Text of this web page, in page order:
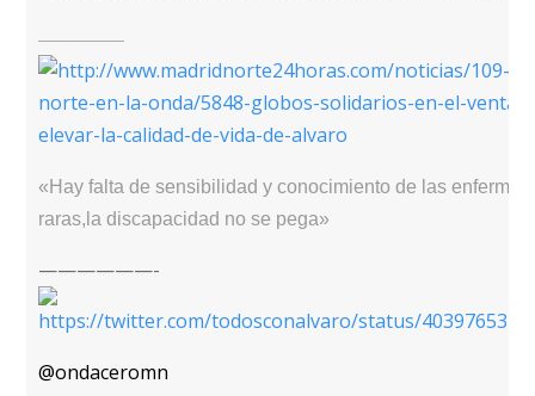
————–
«Hay falta de sensibilidad y conocimiento de las
raras,la discapacidad no se pega»
——————-
@ondaceromn